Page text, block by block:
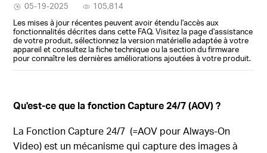
05-19-2025
105,814
Les mises à jour récentes peuvent avoir étendu l'accès aux
fonctionnalités décrites dans cette FAQ. Visitez la page d'assistance
de votre produit, sélectionnez la version matérielle adaptée à votre
appareil et consultez la fiche technique ou la section du firmware
pour connaître les dernières améliorations ajoutées à votre produit.
Qu'est-ce que la fonction Capture 24/7 (AOV) ?
La Fonction Capture 24/7 (=AOV pour Always-On
Video) est un mécanisme qui capture des images à